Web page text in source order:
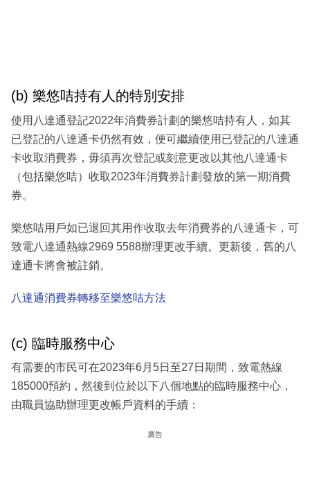
(b) 樂悠咭持有人的特別安排
使用八達通登記2022年消費券計劃的樂悠咭持有人，如其
已登記的八達通卡仍然有效，便可繼續使用已登記的八達通
卡收取消費券，毋須再次登記或刻意更改以其他八達通卡
（包括樂悠咭）收取2023年消費券計劃發放的第一期消費
券。
樂悠咭用戶如已退回其用作收取去年消費券的八達通卡，可
致電八達通熱線2969 5588辦理更改手續。更新後，舊的八
達通卡將會被註銷。
八達通消費券轉移至樂悠咭方法
(c) 臨時服務中心
有需要的市民可在2023年6月5日至27日期間，致電熱線
185000預約，然後到位於以下八個地點的臨時服務中心，
由職員協助辦理更改帳戶資料的手續：
廣告